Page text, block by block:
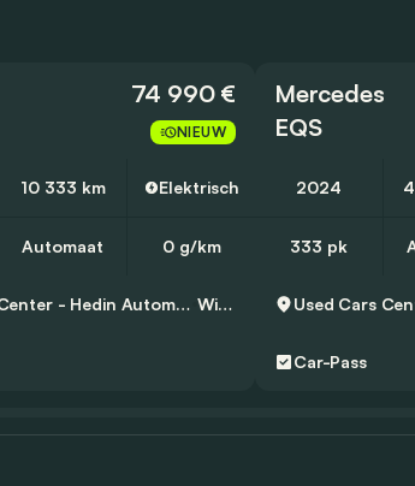
74 990 €
NIEUW
10 333 km Elektrisch
Automaat 0 g/km
Used Cars Center - Hedin Automotive Wilrijk Wilrijk
Mercedes
EQS
2024
333 pk
Car-Pass